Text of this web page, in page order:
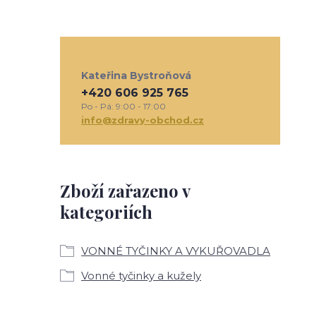
Zboží zařazeno v
kategoriích
VONNÉ TYČINKY A VYKUŘOVADLA
Vonné tyčinky a kužely
Kateřina Bystroňová
+420 606 925 765
Po - Pá: 9:00 - 17:00
info@zdravy-obchod.cz